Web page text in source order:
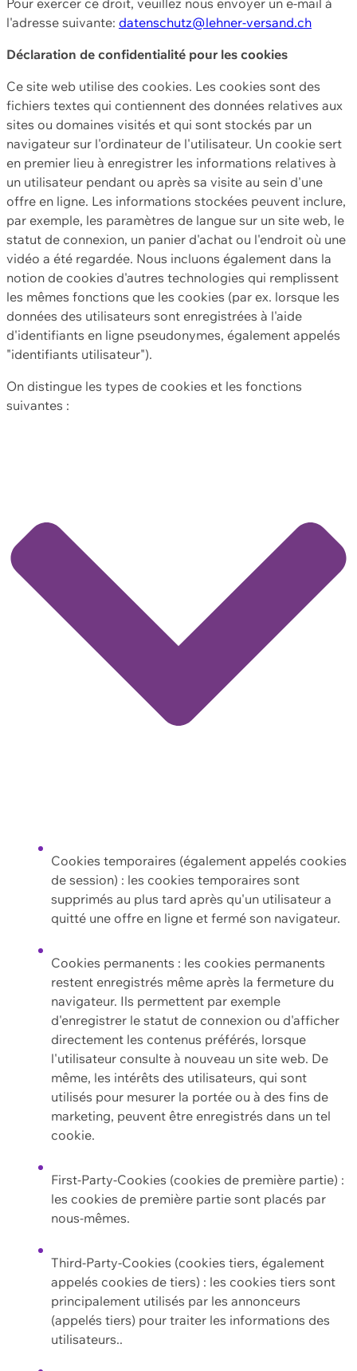
l'adresse suivante: datenschutz@lehner-versand.ch
Déclaration de confidentialité pour les cookies
Ce site web utilise des cookies. Les cookies sont des
fichiers textes qui contiennent des données relatives aux
sites ou domaines visités et qui sont stockés par un
navigateur sur l'ordinateur de l'utilisateur. Un cookie sert
en premier lieu à enregistrer les informations relatives à
un utilisateur pendant ou après sa visite au sein d'une
offre en ligne. Les informations stockées peuvent inclure,
par exemple, les paramètres de langue sur un site web, le
statut de connexion, un panier d'achat ou l'endroit où une
vidéo a été regardée. Nous incluons également dans la
notion de cookies d'autres technologies qui remplissent
les mêmes fonctions que les cookies (par ex. lorsque les
données des utilisateurs sont enregistrées à l'aide
d'identifiants en ligne pseudonymes, également appelés
"identifiants utilisateur").
On distingue les types de cookies et les fonctions
suivantes :
Cookies temporaires (également appelés cookies
de session) : les cookies temporaires sont
supprimés au plus tard après qu'un utilisateur a
quitté une offre en ligne et fermé son navigateur.
Cookies permanents : les cookies permanents
restent enregistrés même après la fermeture du
navigateur. Ils permettent par exemple
d'enregistrer le statut de connexion ou d'afficher
directement les contenus préférés, lorsque
l'utilisateur consulte à nouveau un site web. De
même, les intérêts des utilisateurs, qui sont
utilisés pour mesurer la portée ou à des fins de
marketing, peuvent être enregistrés dans un tel
cookie.
First-Party-Cookies (cookies de première partie) :
les cookies de première partie sont placés par
nous-mêmes.
Third-Party-Cookies (cookies tiers, également
appelés cookies de tiers) : les cookies tiers sont
principalement utilisés par les annonceurs
(appelés tiers) pour traiter les informations des
utilisateurs..